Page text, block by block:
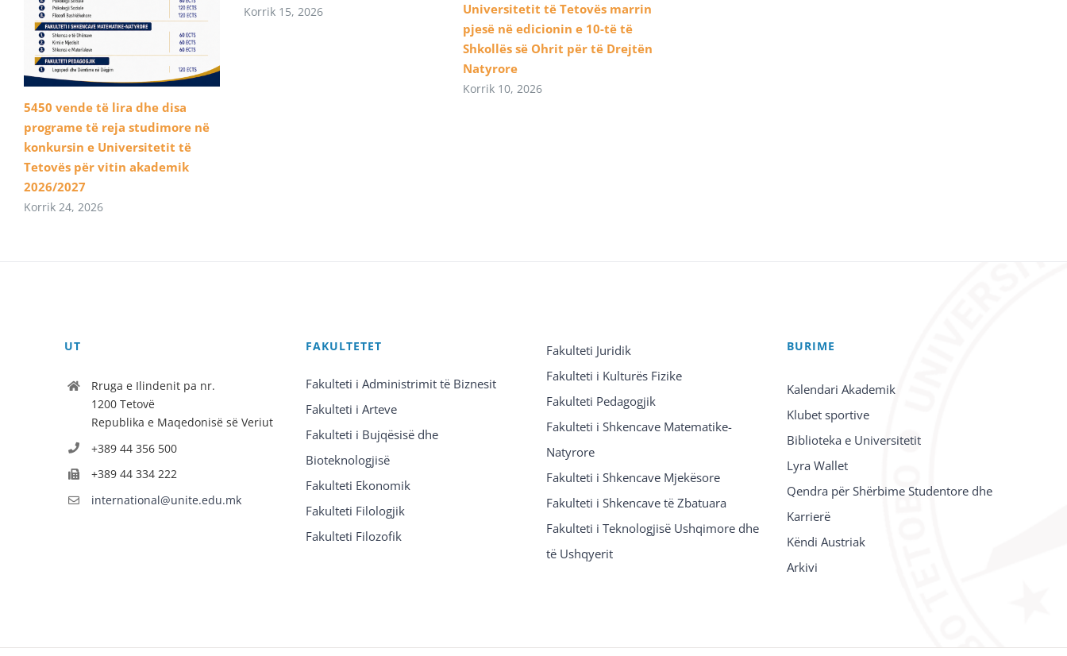
5450 vende të lira dhe disa
programe të reja studimore në
konkursin e Universitetit të
Tetovës për vitin akademik
2026/2027
Korrik 24, 2026
Korrik 15, 2026
Universitetit të Tetovës marrin
pjesë në edicionin e 10-të të
Shkollës së Ohrit për të Drejtën
Natyrore
Korrik 10, 2026
UT
Rruga e Ilindenit pa nr.
1200 Tetovë
Republika e Maqedonisë së Veriut
+389 44 356 500
+389 44 334 222
international@unite.edu.mk
FAKULTETET
Fakulteti i Administrimit të Biznesit
Fakulteti i Arteve
Fakulteti i Bujqësisë dhe
Bioteknologjisë
Fakulteti Ekonomik
Fakulteti Filologjik
Fakulteti Filozofik
Fakulteti Juridik
Fakulteti i Kulturës Fizike
Fakulteti Pedagogjik
Fakulteti i Shkencave Matematike-
Natyrore
Fakulteti i Shkencave Mjekësore
Fakulteti i Shkencave të Zbatuara
Fakulteti i Teknologjisë Ushqimore dhe
të Ushqyerit
BURIME
Kalendari Akademik
Klubet sportive
Biblioteka e Universitetit
Lyra Wallet
Qendra për Shërbime Studentore dhe
Karrierë
Këndi Austriak
Arkivi